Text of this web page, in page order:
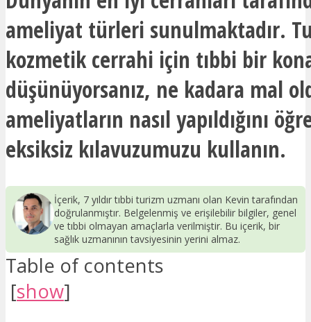
ameliyat türleri sunulmaktadır.
kozmetik cerrahi için tıbbi bir
düşünüyorsanız, ne kadara mal
ameliyatların nasıl yapıldığını
eksiksiz kılavuzumuzu kullanın.
İçerik, 7 yıldır tıbbi turizm uzmanı olan Kevin tarafından
doğrulanmıştır. Belgelenmiş ve erişilebilir bilgiler, genel
ve tıbbi olmayan amaçlarla verilmiştir. Bu içerik, bir
sağlık uzmanının tavsiyesinin yerini almaz.
Table of contents
[show]